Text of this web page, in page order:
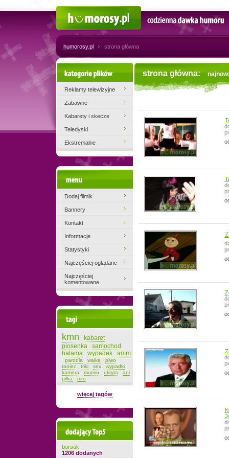
Codzienna dawka humoru
humorosy.pl strona główna
strona główna:
Kategorie plików
Reklamy telewizyjne
Zabawne
Kabarety i skecze
Teledyski
Ekstremalne
Dodaj filmik
Bannery
Kontakt
Informacje
Statystyki
Najczęściej oglądane
Najczęściej
komentowane
kmn
kabaret
piosenka
samochod
halama
wypadek amm
parodia walka
piwo
taniec
triki sex
wypadki
kamera
mumio ukryta
ani
pilka
mru
więcej tagów
Dodający top-5
borsuk
1206 dodanych